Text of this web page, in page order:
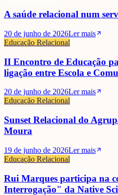
A saúde relacional num
20 de junho de 2026Ler mais
Educação Relacional
II Encontro de Educação
ligação entre Escola e
20 de junho de 2026Ler mais
Educação Relacional
Sunset Relacional do
Moura
19 de junho de 2026Ler mais
Educação Relacional
Rui Marques participa na
Interrogação" da Native